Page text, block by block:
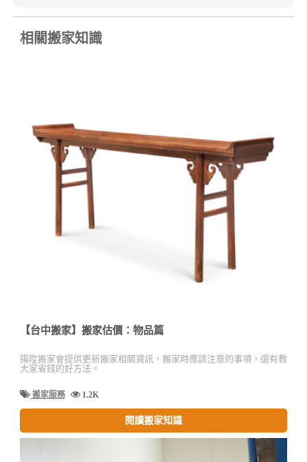
相關搬家知識
【台中搬家】搬家估價：物品篇
揚陞搬家會提供更新搬家相關資訊，搬家時應該注意的事項，還有教
大家省錢的好方法。
搬家服務 1.2K
閱讀搬家知識